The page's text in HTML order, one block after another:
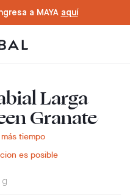
a MAYA aquí
Larga
Granate
tiempo
es posible